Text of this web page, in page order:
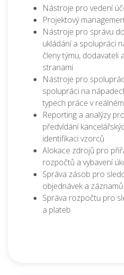
Nástroje pro vedení
Projektový
Nástroje pro správu
ukládání a spolupráci
členy týmu, dodavateli
stranami
Nástroje pro
spolupráci na
typech práce v
Reporting a analýzy
předvídání
identifikaci vzorců
Alokace zdrojů pro
rozpočtů a vybavení
Správa zásob pro
objednávek a
Správa rozpočtu pro
a plateb